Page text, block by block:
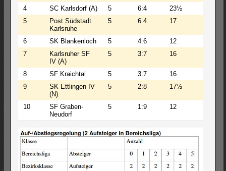
4 SC Karlsdorf (A) 5 6:4 23½
5
Post Südstadt
Karlsruhe
5 6:4 17
6 SK Blankenloch 5 4:6 12
7
Karlsruher SF
IV (A)
5 3:7 16
8 SF Kraichtal 5 3:7 16
9
SK Ettlingen IV
(N)
5 2:8 17½
10
SF Graben-
Neudorf
5 1:9 12